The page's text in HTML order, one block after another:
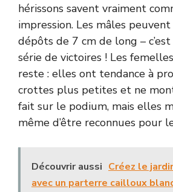
hérissons savent vraiment
impression. Les mâles
dépôts de 7 cm de long –
série de victoires ! Les
reste : elles ont tendance à
crottes plus petites et ne
fait sur le podium, mais elles
même d’être reconnues pour
Découvrir aussi Créez le
avec un parterre cailloux